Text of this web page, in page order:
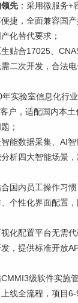
先：采用微服务+
捷，全面兼容国
化替代要求；
生贴合17025、
二次开发，合法
年实验室信息化行
户，适配国内本土
；
能数据采集、AI
析四大智能场景
合国内员工操作习
个性化界面配置
视化配置平台无需
，提供标准开放
CMMI3级软件实施
线全流程，项目